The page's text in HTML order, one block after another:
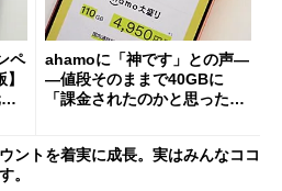
ペ
ahamoに「神です」との声―
―値段そのままで40GBに
「課金されたのかと思った」
ントを着実に成長。実はみんなココ
。